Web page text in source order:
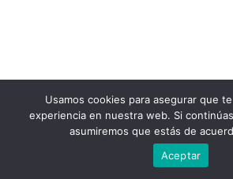
Usamos cookies para asegurar que
experiencia en nuestra web. Si
asumiremos que estás de
Aceptar